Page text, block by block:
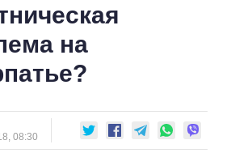
ЭКОНОМИКА
ОБЩЕСТВО
ПОЛИТИКИ
И ОФИС
РАДА
МИНИСТРОВ
ПОДДЕРЖАТЬ
на
08:30